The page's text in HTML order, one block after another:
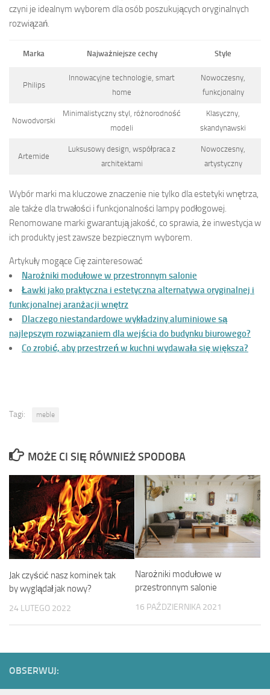
czyni je idealnym wyborem dla osób poszukujących oryginalnych
rozwiązań.
Marka Najważniejsze cechy Style
Philips
Innowacyjne technologie, smart
home
Nowoczesny,
funkcjonalny
Nowodvorski
Minimalistyczny styl, różnorodność
modeli
Klasyczny,
skandynawski
Artemide
Luksusowy design, współpraca z
architektami
Nowoczesny,
artystyczny
Wybór marki ma kluczowe znaczenie nie tylko dla estetyki wnętrza,
ale także dla trwałości i funkcjonalności lampy podłogowej.
Renomowane marki gwarantują jakość, co sprawia, że inwestycja w
ich produkty jest zawsze bezpiecznym wyborem.
Artykuły mogące Cię zainteresować
Narożniki modułowe w przestronnym salonie
Ławki jako praktyczna i estetyczna alternatywa oryginalnej i
funkcjonalnej aranżacji wnętrz
Dlaczego niestandardowe wykładziny aluminiowe są
najlepszym rozwiązaniem dla wejścia do budynku biurowego?
Co zrobić, aby przestrzeń w kuchni wydawała się większa?
Tagi: meble
MOŻE CI SIĘ RÓWNIEŻ SPODOBA
Jak czyścić nasz kominek tak
by wyglądał jak nowy?
24 LUTEGO 2022
Narożniki modułowe w
przestronnym salonie
16 PAŹDZIERNIKA 2021
OBSERWUJ: